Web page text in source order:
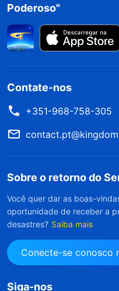
Poderoso"
Contate-nos
+351-968-758-305
Sobre o retorno do
Você quer dar as boas-
oportunidade de receber a
desastres? Saiba mais
Conecte-se conosco
Siga-nos